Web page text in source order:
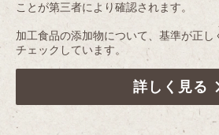
ことが第三者により確認されます。
加工食品の添加物について、基準が正し
チェックしています。
詳しく見る